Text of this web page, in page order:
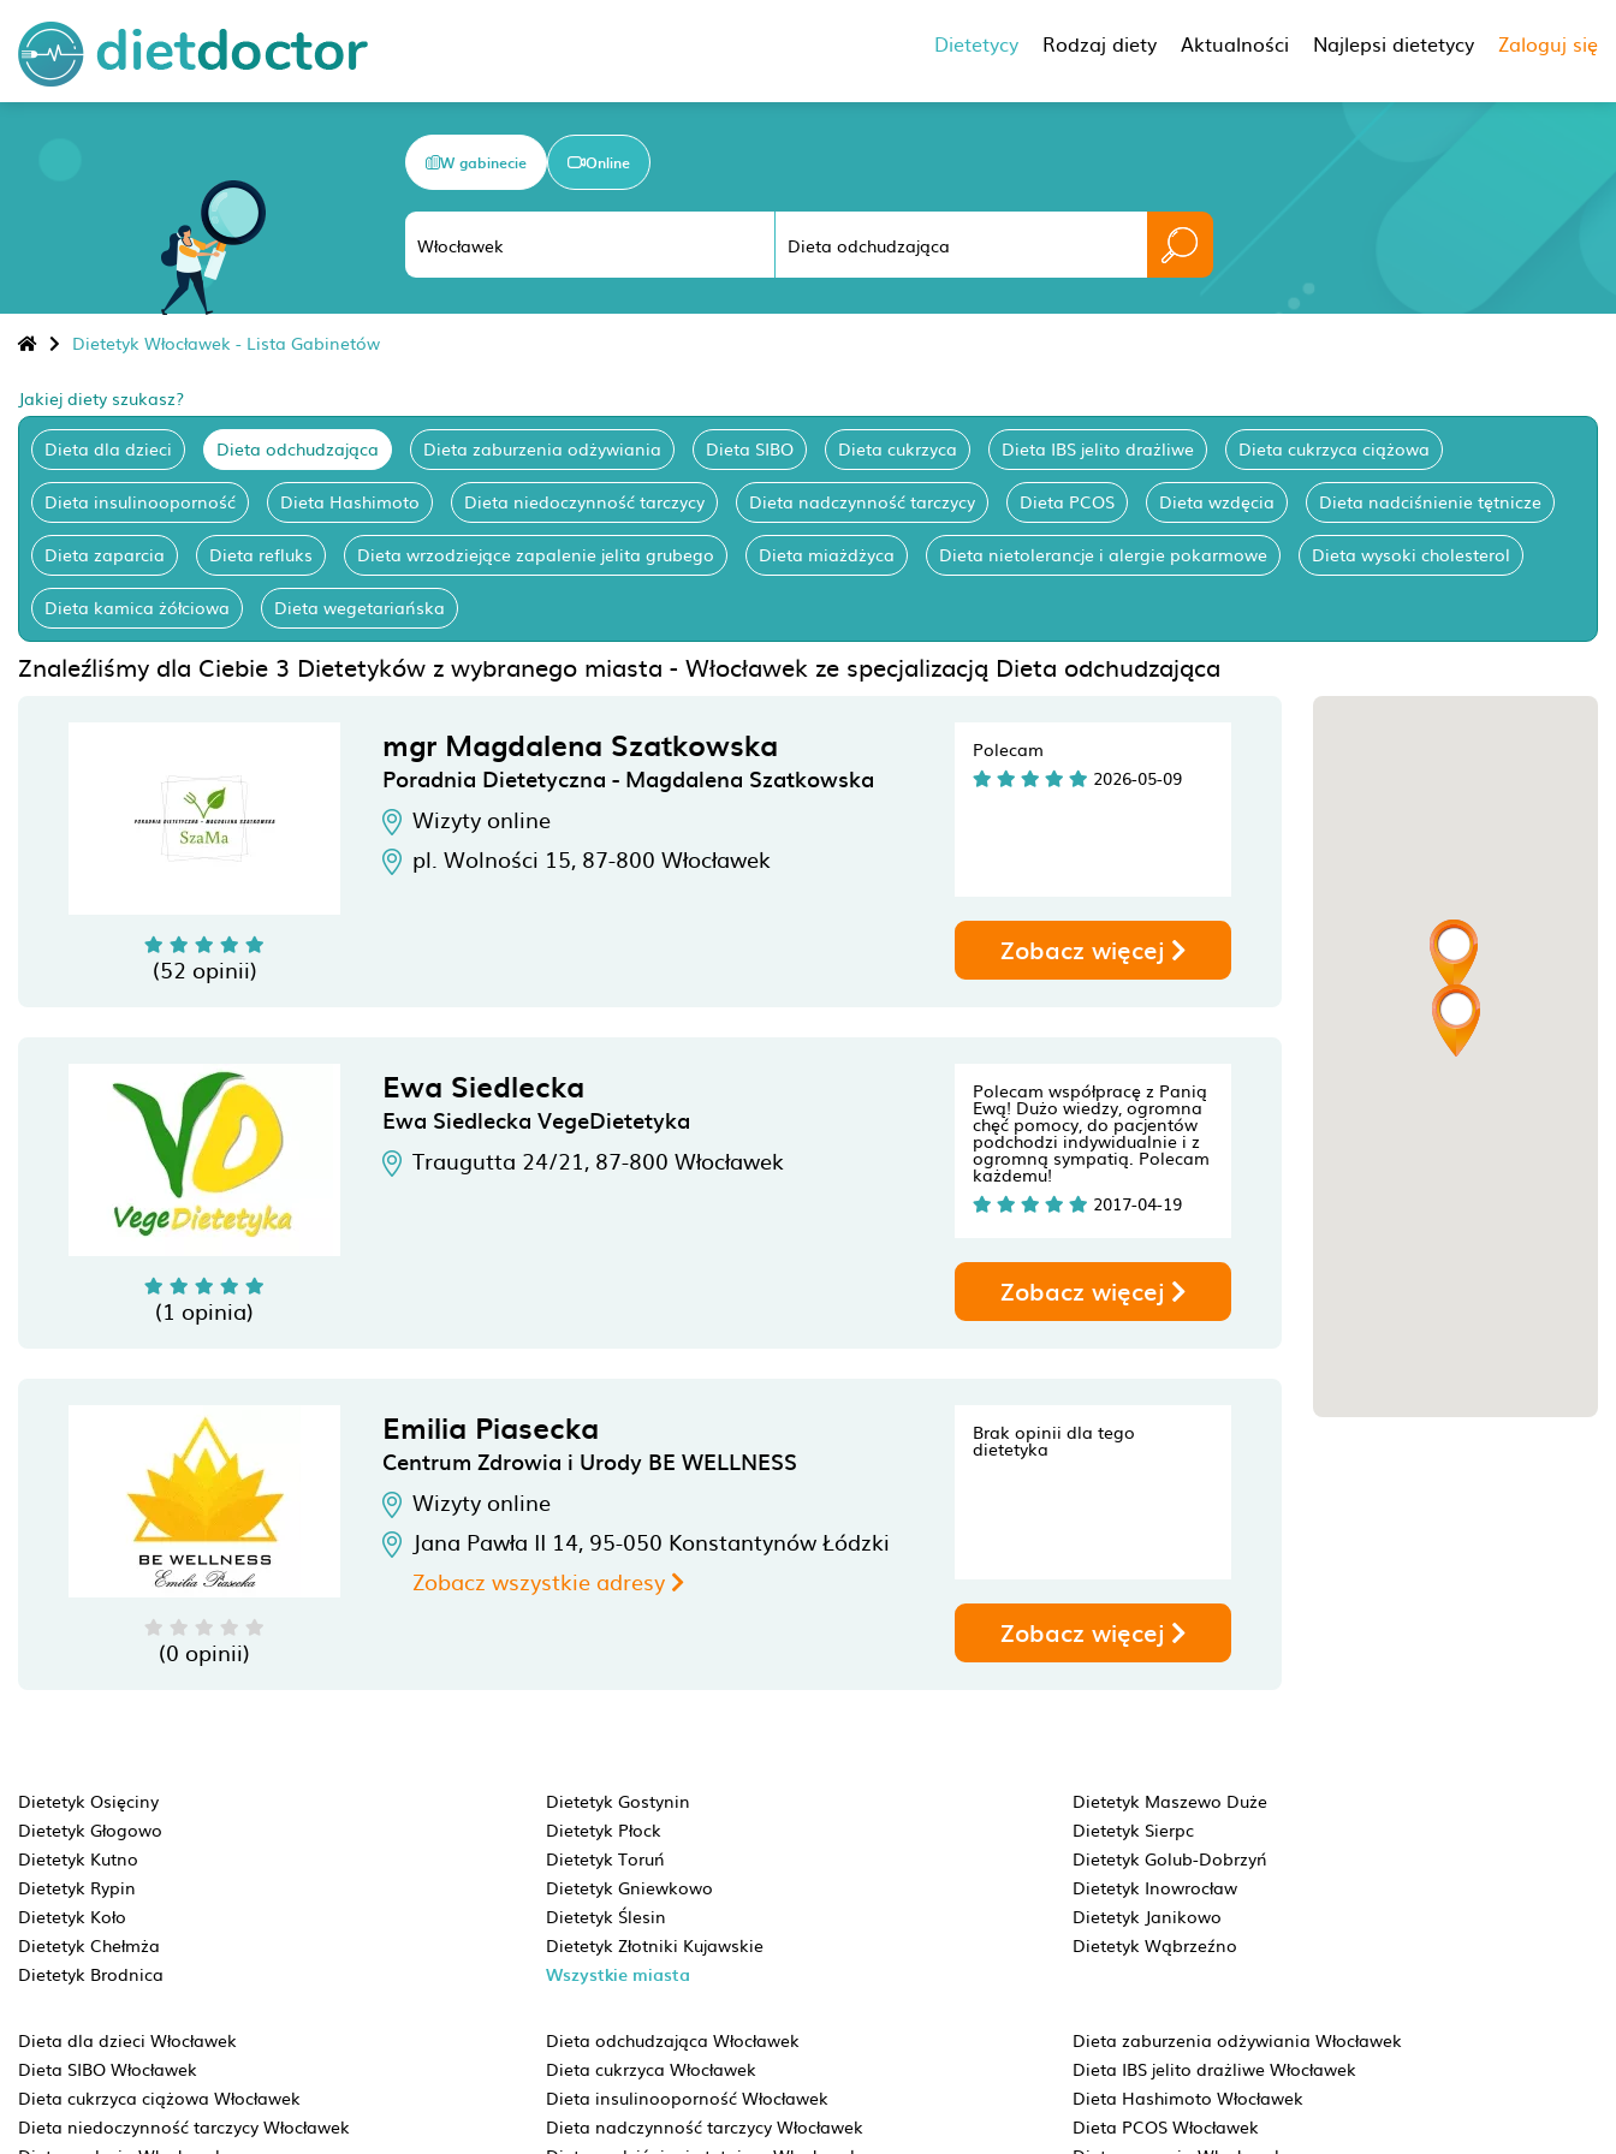
Dietetycy Rodzaj diety Aktualności Najlepsi dietetycy Zaloguj się
W gabinecie Online
Dietetyk Włocławek - Lista Gabinetów
Jakiej diety szukasz?
Dieta dla dzieci Dieta odchudzająca Dieta zaburzenia odżywiania Dieta SIBO Dieta cukrzyca Dieta IBS jelito drażliwe Dieta cukrzyca ciążowa
Dieta insulinooporność Dieta Hashimoto Dieta niedoczynność tarczycy Dieta nadczynność tarczycy Dieta PCOS Dieta wzdęcia Dieta nadciśnienie tętnicze
Dieta zaparcia Dieta refluks Dieta wrzodziejące zapalenie jelita grubego Dieta miażdżyca Dieta nietolerancje i alergie pokarmowe Dieta wysoki cholesterol
Dieta kamica żółciowa Dieta wegetariańska
Znaleźliśmy dla Ciebie 3 Dietetyków z wybranego miasta - Włocławek ze specjalizacją Dieta odchudzająca
(52 opinii)
mgr Magdalena Szatkowska
Poradnia Dietetyczna - Magdalena Szatkowska
Wizyty online
pl. Wolności 15, 87-800 Włocławek
Polecam
2026-05-09
Zobacz więcej
(1 opinia)
Ewa Siedlecka
Ewa Siedlecka VegeDietetyka
Traugutta 24/21, 87-800 Włocławek
Polecam współpracę z Panią
Ewą! Dużo wiedzy, ogromna
chęć pomocy, do pacjentów
podchodzi indywidualnie i z
ogromną sympatią. Polecam
każdemu!
2017-04-19
Zobacz więcej
(0 opinii)
Emilia Piasecka
Centrum Zdrowia i Urody BE WELLNESS
Wizyty online
Jana Pawła II 14, 95-050 Konstantynów Łódzki
Zobacz wszystkie adresy
Brak opinii dla tego
dietetyka
Zobacz więcej
Dietetyk Osięciny Dietetyk Gostynin
Dietetyk Maszewo Duże
Dietetyk Głogowo
Dietetyk Płock
Dietetyk Sierpc
Dietetyk Kutno
Dietetyk Toruń
Dietetyk Golub-Dobrzyń
Dietetyk Rypin
Dietetyk Gniewkowo
Dietetyk Inowrocław
Dietetyk Koło
Dietetyk Ślesin
Dietetyk Janikowo
Dietetyk Chełmża
Dietetyk Złotniki Kujawskie
Dietetyk Wąbrzeźno
Dietetyk Brodnica
Wszystkie miasta
Dieta dla dzieci Włocławek Dieta odchudzająca Włocławek
Dieta zaburzenia odżywiania Włocławek
Dieta SIBO Włocławek
Dieta cukrzyca Włocławek
Dieta IBS jelito drażliwe Włocławek
Dieta cukrzyca ciążowa Włocławek
Dieta insulinooporność Włocławek
Dieta Hashimoto Włocławek
Dieta niedoczynność tarczycy Włocławek
Dieta nadczynność tarczycy Włocławek
Dieta PCOS Włocławek